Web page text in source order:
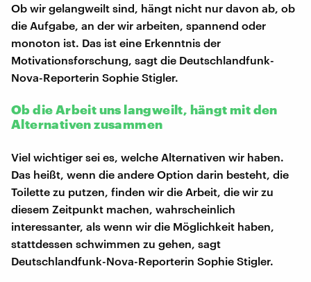
Ob wir gelangweilt sind, hängt nicht nur davon ab, ob
die Aufgabe, an der wir arbeiten, spannend oder
monoton ist. Das ist eine Erkenntnis der
Motivationsforschung, sagt die Deutschlandfunk-
Nova-Reporterin Sophie Stigler.
Ob die Arbeit uns langweilt, hängt mit den
Alternativen zusammen
Viel wichtiger sei es, welche Alternativen wir haben.
Das heißt, wenn die andere Option darin besteht, die
Toilette zu putzen, finden wir die Arbeit, die wir zu
diesem Zeitpunkt machen, wahrscheinlich
interessanter, als wenn wir die Möglichkeit haben,
stattdessen schwimmen zu gehen, sagt
Deutschlandfunk-Nova-Reporterin Sophie Stigler.